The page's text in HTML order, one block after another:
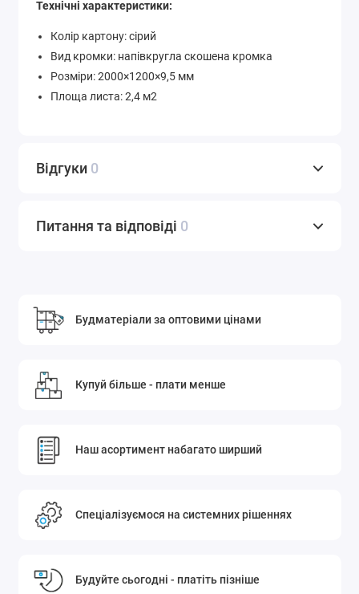
Технічні характеристики:
Колір картону: сірий
Вид кромки: напівкругла скошена кромка
Розміри: 2000×1200×9,5 мм
Площа листа: 2,4 м2
Відгуки 0
Питання та відповіді 0
Будматеріали за оптовими цінами
Купуй більше - плати менше
Наш асортимент набагато ширший
Спеціалізуємося на системних рішеннях
Будуйте сьогодні - платіть пізніше